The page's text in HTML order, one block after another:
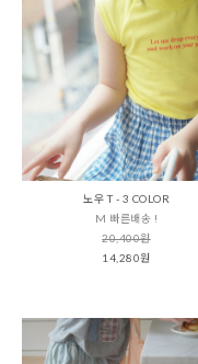
노우 T - 3 COLOR
M 빠른배송 !
20,400원
14,280원